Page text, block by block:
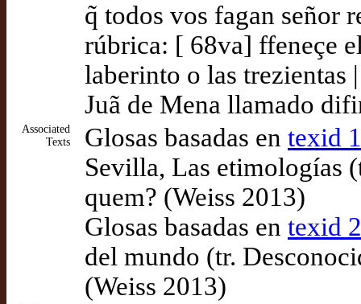
q̃ todos vos fagan señor
rúbrica: [ 68va] ffeneçe
laberinto o las trezientas
Juã de Mena llamado
Associated
Texts
Glosas basadas en texid
Sevilla, Las etimologías
quem? (Weiss 2013)
Glosas basadas en texid
del mundo (tr.
(Weiss 2013)